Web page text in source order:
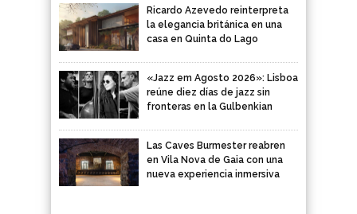
Ricardo Azevedo reinterpreta
la elegancia británica en una
casa en Quinta do Lago
«Jazz em Agosto 2026»: Lisboa
reúne diez días de jazz sin
fronteras en la Gulbenkian
Las Caves Burmester reabren
en Vila Nova de Gaia con una
nueva experiencia inmersiva